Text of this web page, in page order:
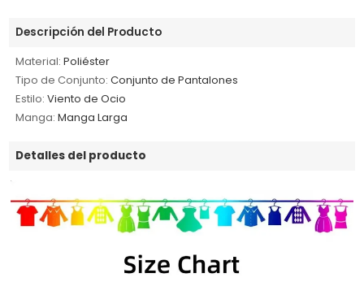
Descripción del Producto
Material: Poliéster
Tipo de Conjunto: Conjunto de Pantalones
Estilo: Viento de Ocio
Manga: Manga Larga
Detalles del producto